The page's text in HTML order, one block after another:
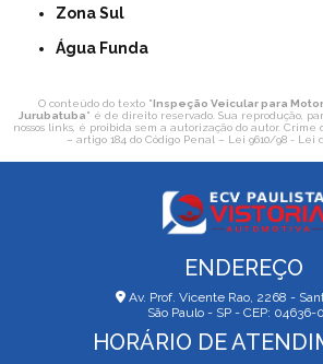
Zona Sul
Água Funda
O conteúdo do texto "Inspeção Veicular para
Jurubatuba" é de direito reservado. Sua reprodução,
nossos links, é proibida sem a autorização do autor.
– artigo 184 do Código Penal – Lei 9610/98 - Lei
ENDEREÇO
Av. Prof. Vicente Rao, 2268 -
São Paulo - SP - CEP: 04636-
HORÁRIO DE